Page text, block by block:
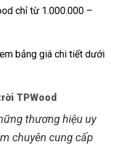
chỉ từ 1.000.000 –
bảng giá chi tiết dưới
TPWood
thương hiệu uy
chuyên cung cấp